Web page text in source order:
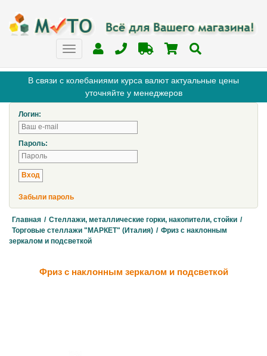
В связи с колебаниями курса валют актуальные цены
уточняйте у менеджеров
Логин:
Пароль:
Забыли пароль
Главная / Стеллажи, металлические горки, накопители, стойки /
Торговые стеллажи "МАРКЕТ" (Италия) / Фриз с наклонным
зеркалом и подсветкой
Фриз с наклонным зеркалом и подсветкой